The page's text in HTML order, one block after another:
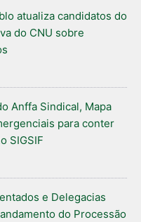
atualiza candidatos do
do CNU sobre
Anffa Sindical, Mapa
para conter
SIGSIF
e Delegacias
do Processão